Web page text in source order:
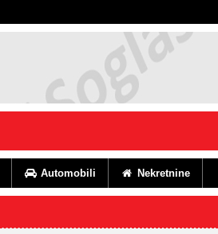
Automobili Nekretnine